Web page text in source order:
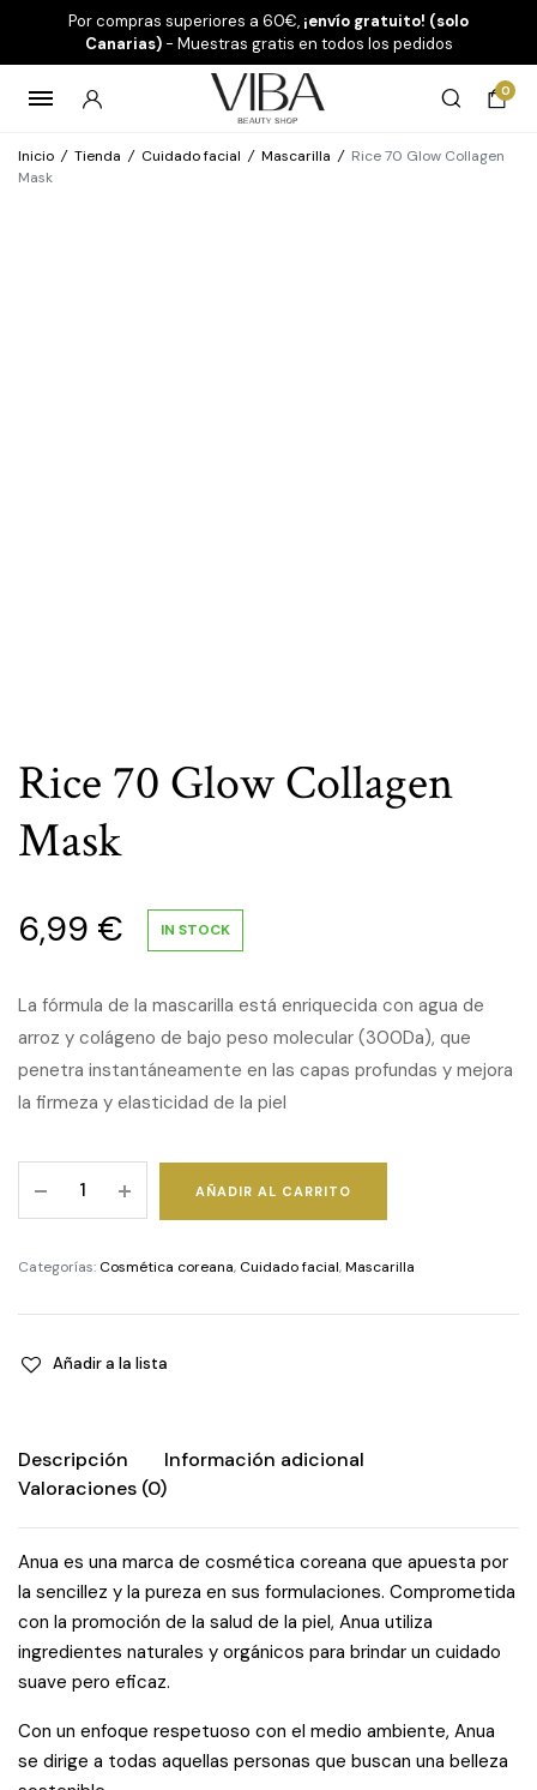
Por compras superiores a 60€, ¡envío gratuito! (solo
Canarias)- Muestras gratis en todos los pedidos
0
Inicio / Tienda / Cuidado facial / Mascarilla / Rice 70 Glow Collagen
Mask
Rice 70 Glow Collagen
Mask
6,99 € IN STOCK
La fórmula de la mascarilla está enriquecida con agua de
arroz y colágeno de bajo peso molecular (300Da), que
penetra instantáneamente en las capas profundas y mejora
la firmeza y elasticidad de la piel
Collagen
quantity
AÑADIR AL CARRITO
Categorías: Cosmética coreana, Cuidado facial,Mascarilla
Añadir a la lista
Descripción
Información adicional
Valoraciones (0)
Anua es una marca de cosmética coreana que apuesta por
la sencillez y la pureza en sus formulaciones. Comprometida
con la promoción de la salud de la piel, Anua utiliza
ingredientes naturales y orgánicos para brindar un cuidado
suave pero eficaz.
Con un enfoque respetuoso con el medio ambiente, Anua
se dirige a todas aquellas personas que buscan una belleza